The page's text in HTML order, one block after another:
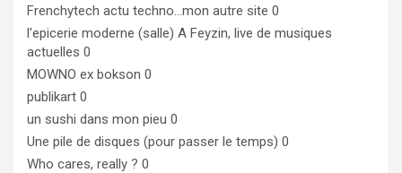
Frenchytech actu techno…mon autre site 0
l'epicerie moderne (salle) A Feyzin, live de musiques
actuelles 0
MOWNO ex bokson 0
publikart 0
un sushi dans mon pieu 0
Une pile de disques (pour passer le temps) 0
Who cares, really ? 0